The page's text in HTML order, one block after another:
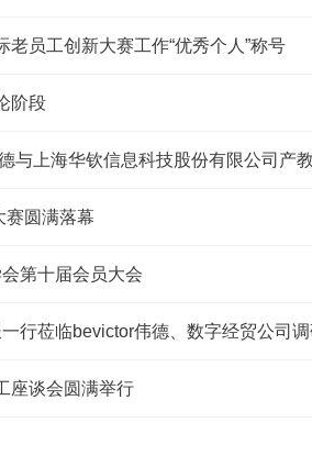
员工创新大赛工作“优秀个人”称号
阶段
上海华钦信息科技股份有限公司产
圆满落幕
第十届会员大会
莅临bevictor伟德、数字经贸公司
座谈会圆满举行